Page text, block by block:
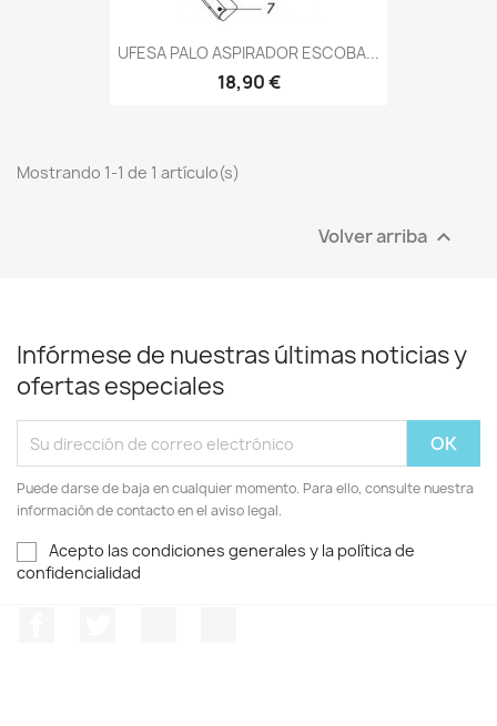
UFESA PALO ASPIRADOR ESCOBA...
18,90 €
Mostrando 1-1 de 1 artículo(s)
Volver arriba 
Infórmese de nuestras últimas noticias y
ofertas especiales
Puede darse de baja en cualquier momento. Para ello, consulte nuestra
información de contacto en el aviso legal.
Acepto las condiciones generales y la política de
confidencialidad